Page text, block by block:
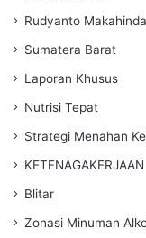
Rudyanto Makahinda
Sumatera Barat
Laporan Khusus
Nutrisi Tepat
Strategi Menahan
KETENAGAKERJAAN
Blitar
Zonasi Minuman